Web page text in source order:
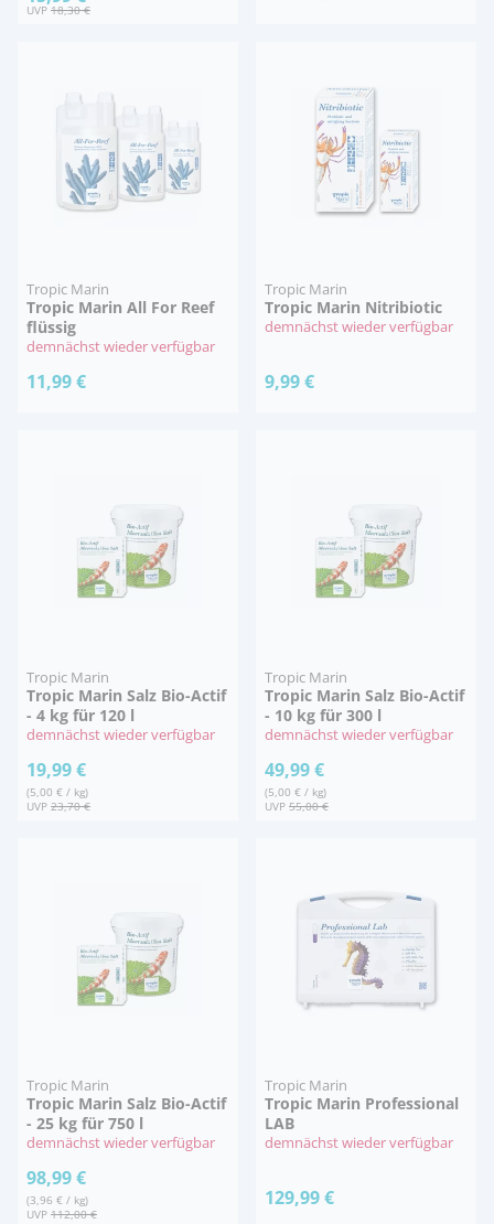
UVP 18,30 €
Tropic Marin
Tropic Marin All For Reef
flüssig
demnächst wieder verfügbar
11,99 €
Tropic Marin
Tropic Marin Nitribiotic
demnächst wieder verfügbar
9,99 €
Tropic Marin
Tropic Marin Salz Bio-Actif
- 4 kg für 120 l
demnächst wieder verfügbar
19,99 €
(5,00 € / kg)
UVP 23,70 €
Tropic Marin
Tropic Marin Salz Bio-Actif
- 10 kg für 300 l
demnächst wieder verfügbar
49,99 €
(5,00 € / kg)
UVP 55,00 €
Tropic Marin
Tropic Marin Salz Bio-Actif
- 25 kg für 750 l
demnächst wieder verfügbar
98,99 €
(3,96 € / kg)
UVP 112,00 €
Tropic Marin
Tropic Marin Professional
LAB
demnächst wieder verfügbar
129,99 €